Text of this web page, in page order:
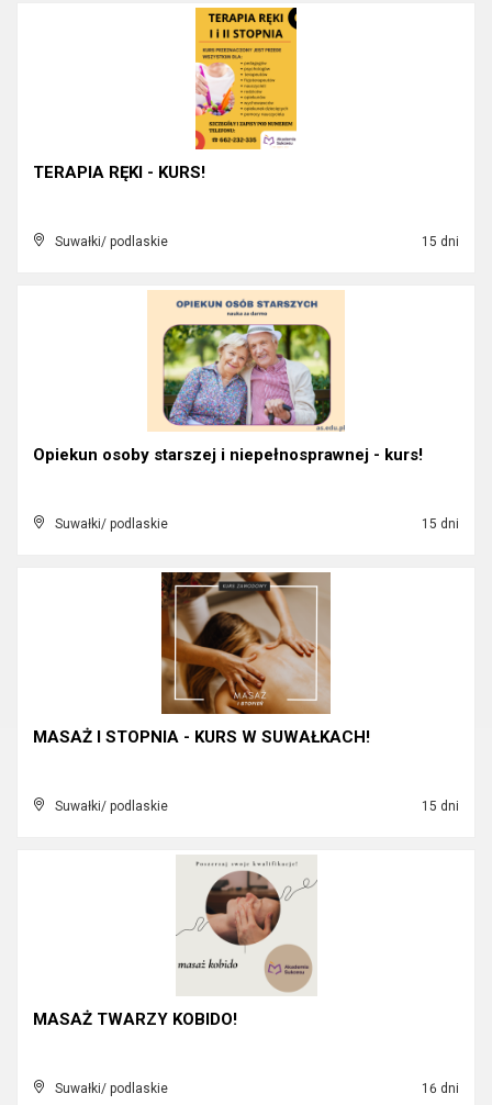
TERAPIA RĘKI - KURS!
Suwałki/ podlaskie 15 dni
Opiekun osoby starszej i niepełnosprawnej - kurs!
Suwałki/ podlaskie 15 dni
MASAŻ I STOPNIA - KURS W SUWAŁKACH!
Suwałki/ podlaskie 15 dni
MASAŻ TWARZY KOBIDO!
Suwałki/ podlaskie 16 dni